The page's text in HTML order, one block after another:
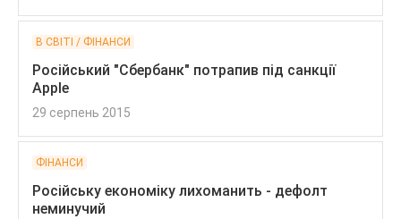
В СВІТІ / ФІНАНСИ
Російський "Сбербанк" потрапив під санкції
Apple
29 серпень 2015
ФІНАНСИ
Російську економіку лихоманить - дефолт
неминучий